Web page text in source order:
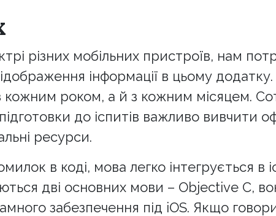
різних мобільних пристроїв, нам
інформації в цьому
роком, а й з кожним місяцем.
до іспитів важливо вивчити
ресурси.
в коді, мова легко інтегрується
дві основних мови – Objective C,
забезпечення під iOS. Якщо